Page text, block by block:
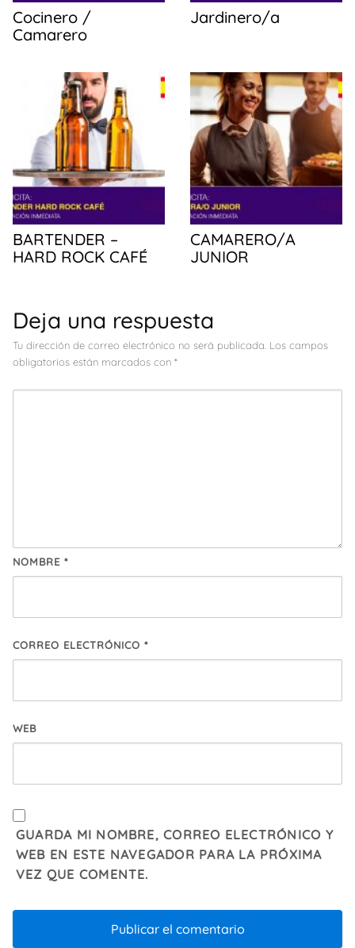
Cocinero /
Camarero
Jardinero/a
BARTENDER –
HARD ROCK CAFÉ
CAMARERO/A
JUNIOR
Deja una respuesta
Tu dirección de correo electrónico no será publicada. Los campos
obligatorios están marcados con *
NOMBRE *
CORREO ELECTRÓNICO *
WEB
GUARDA MI NOMBRE, CORREO ELECTRÓNICO Y
WEB EN ESTE NAVEGADOR PARA LA PRÓXIMA
VEZ QUE COMENTE.